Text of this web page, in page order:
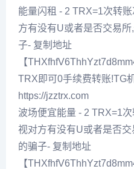
能量闪租 - 2 TRX=1次转
方有没有U或者是否交易
子- 复制地址
【
TRX即可0手续费转账!TG
https://jzztrx.com
波场便宜能量 - 2 TRX=1
视对方有没有U或者是否
的骗子- 复制地址
【